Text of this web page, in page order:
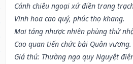
Cánh chiêu ngoại xứ điền trang
Vinh hoa cao quý, phúc thọ khang.
Mai táng nhược nhiên phùng thử
Cao quan tiến chức bái Quân vương.
Giá thú: Thường nga quy Nguyệt